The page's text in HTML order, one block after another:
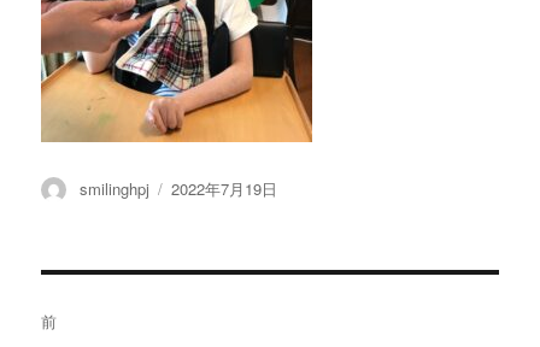
投
smilinghpj
投
2022年7月19日
前